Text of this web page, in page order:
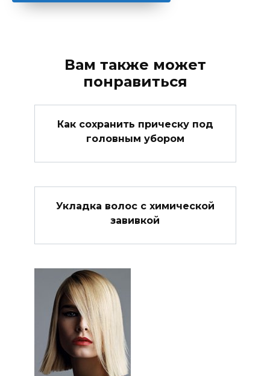
Вам также может
понравиться
Как сохранить прическу под
головным убором
Укладка волос с химической
завивкой